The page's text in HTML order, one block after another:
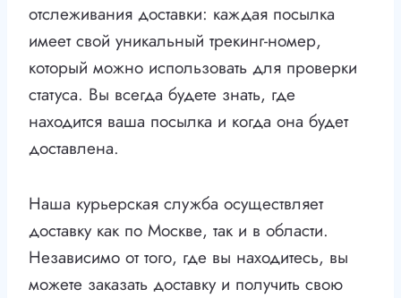
отслеживания доставки: каждая посылка
имеет свой уникальный трекинг-номер,
который можно использовать для проверки
статуса. Вы всегда будете знать, где
находится ваша посылка и когда она будет
доставлена.
Наша курьерская служба осуществляет
доставку как по Москве, так и в области.
Независимо от того, где вы находитесь, вы
можете заказать доставку и получить свою